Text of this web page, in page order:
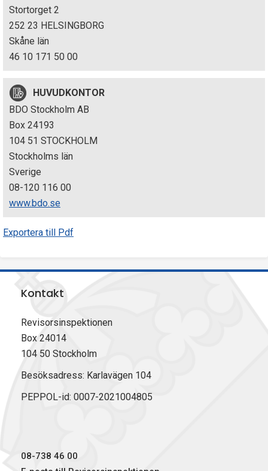
t
i
n
e
n
Stortorget 2
252 23 HELSINGBORG
Skåne län
46 10 171 50 00
HUVUDKONTOR
BDO Stockholm AB
Box 24193
104 51 STOCKHOLM
Stockholms län
Sverige
08-120 116 00
www.bdo.se
Exportera till Pdf
Kontakt
Revisorsinspektionen
Box 24014
104 50 Stockholm
Besöksadress: Karlavägen 104
PEPPOL-id: 0007-2021004805
08-738 46 00